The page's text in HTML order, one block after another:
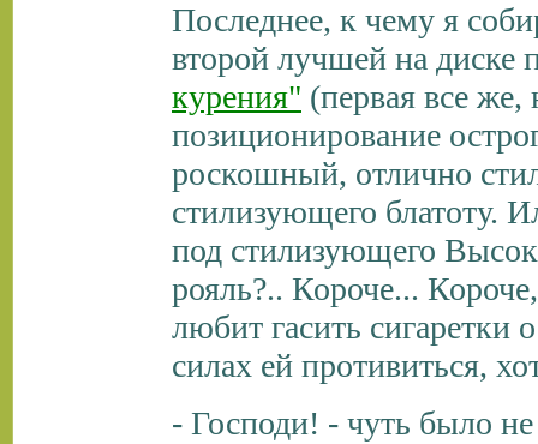
Последнее, к чему я
второй лучшей на диске
курения" (первая все же,
позиционирование
роскошный, отлично
стилизующего блатоту.
под стилизующего
рояль?.. Короче...
любит гасить сигаретки
силах ей противиться,
- Господи! - чуть было